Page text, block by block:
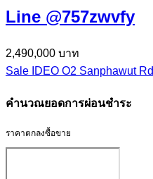
Line @757zwvfy
2,490,000 บาท
Sale IDEO O2 Sanphawut Rd
คำนวณยอดการผ่อนชำระ
ราคาตกลงซื้อขาย